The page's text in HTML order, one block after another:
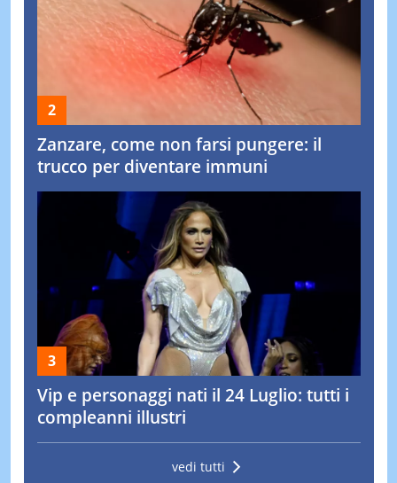
Zanzare, come non farsi pungere: il
trucco per diventare immuni
Vip e personaggi nati il 24 Luglio: tutti i
compleanni illustri
vedi tutti